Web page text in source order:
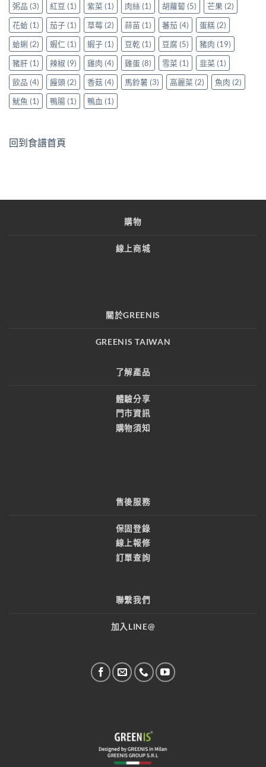
粥品 (3) 紅豆 (1) 紫菜 (1) 肉絲 (1) 胡蘿蔔 (5) 芒果 (2)
花蛤 (1) 茄子 (1) 草莓 (2) 蒜苗 (1) 蕃茄 (4) 蛋糕 (2)
蛤蜊 (2) 蝦仁 (1) 蝦子 (1) 豆乾 (1) 豆腐 (5) 豬肉 (19)
豬肝 (1) 辣椒 (9) 雞肉 (4) 雞蛋 (8) 雪菜 (1) 韭菜 (1)
飲品 (4) 饅頭 (2) 香菇 (4) 馬鈴薯 (3) 高麗菜 (2) 魚肉 (2)
魷魚 (1) 鴨腸 (1) 鴨血 (1)
回到食譜首頁
購物
線上商城
關於GREENIS
GREENIS TAIWAN
了解產品
體驗分享
門市資訊
購物須知
售後服務
保固登錄
線上報修
訂單查詢
聯繫我們
加入LINE@